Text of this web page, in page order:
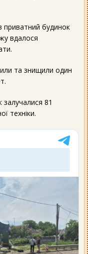
приватний будинок
вдалося
та знищили один
залучалися 81
техніки.